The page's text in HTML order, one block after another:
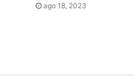
ago 18, 2023